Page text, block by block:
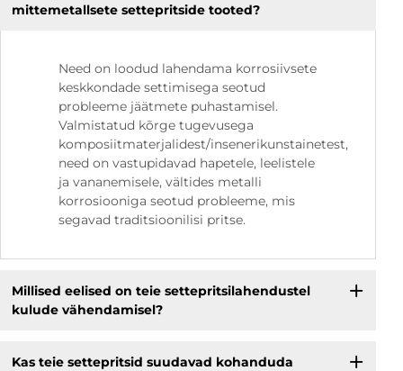
mittemetallsete settepritside tooted?
Need on loodud lahendama korrosiivsete
keskkondade settimisega seotud
probleeme jäätmete puhastamisel.
Valmistatud kõrge tugevusega
komposiitmaterjalidest/insenerikunstainetest,
need on vastupidavad hapetele, leelistele
ja vananemisele, vältides metalli
korrosiooniga seotud probleeme, mis
segavad traditsioonilisi pritse.
Millised eelised on teie settepritsilahendustel
kulude vähendamisel?
Kas teie settepritsid suudavad kohanduda